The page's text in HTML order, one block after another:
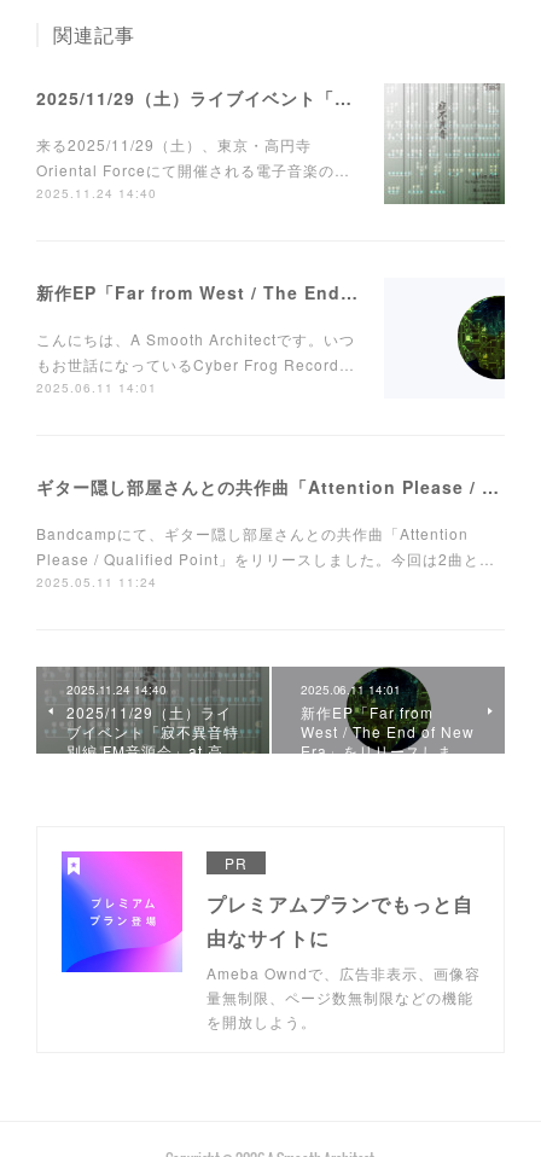
関連記事
2025/11/29（土）ライブイベント「寂不異音特別編 FM音源会」at 高円寺 Oriental Forceに出演します
来る2025/11/29（土）、東京・高円寺
Oriental Forceにて開催される電子音楽の…
2025.11.24 14:40
新作EP「Far from West / The End of New Era」をリリースしました
こんにちは、A Smooth Architectです。いつ
もお世話になっているCyber Frog Record…
2025.06.11 14:01
ギター隠し部屋さんとの共作曲「Attention Please / Qualified Point」をリリースしました
Bandcampにて、ギター隠し部屋さんとの共作曲「Attention
Please / Qualified Point」をリリースしました。今回は2曲と…
2025.05.11 11:24
2025.11.24 14:40
2025/11/29（土）ライ
ブイベント「寂不異音特
別編 FM音源会」at 高…
2025.06.11 14:01
新作EP「Far from
West / The End of New
Era」をリリースしま…
PR
プレミアムプランでもっと自
由なサイトに
Ameba Owndで、広告非表示、画像容
量無制限、ページ数無制限などの機能
を開放しよう。